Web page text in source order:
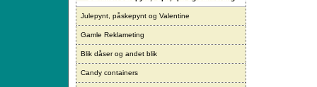
Julepynt, påskepynt og Valentine
Gamle Reklameting
Blik dåser og andet blik
Candy containers